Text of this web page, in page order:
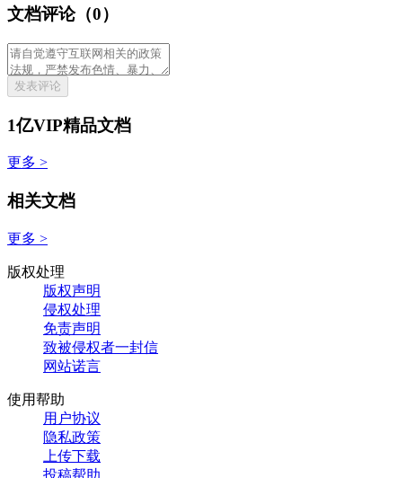
文档评论（0）
发表评论
1亿VIP精品文档
更多 >
相关文档
更多 >
版权处理
版权声明
侵权处理
免责声明
致被侵权者一封信
网站诺言
使用帮助
用户协议
隐私政策
上传下载
投稿帮助